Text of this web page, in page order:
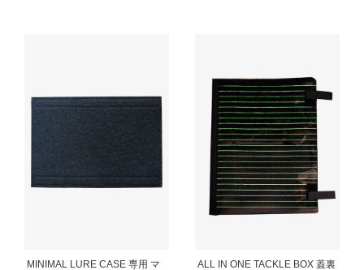
MINIMAL LURE CASE 専用 マ
ALL IN ONE TACKLE BOX 蓋裏